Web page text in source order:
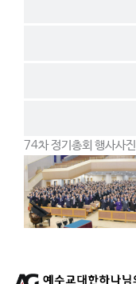
74차 정기총회 행사사진